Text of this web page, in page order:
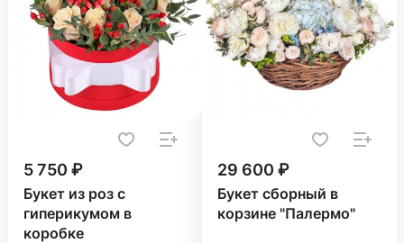
5 750 ₽
Букет из роз с
гиперикумом в
коробке
29 600 ₽
Букет сборный в
корзине "Палермо"